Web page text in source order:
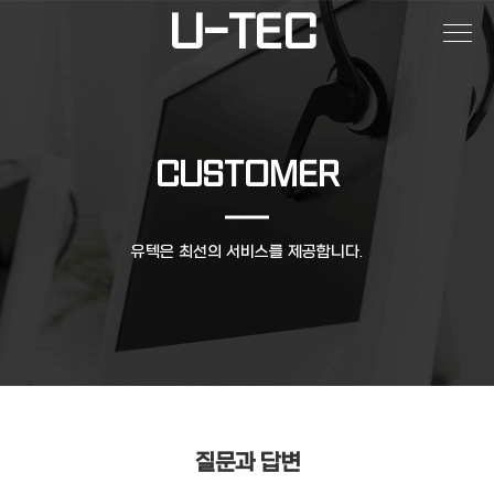
U-TEC
CUSTOMER
유텍은 최선의 서비스를 제공합니다.
질문과 답변